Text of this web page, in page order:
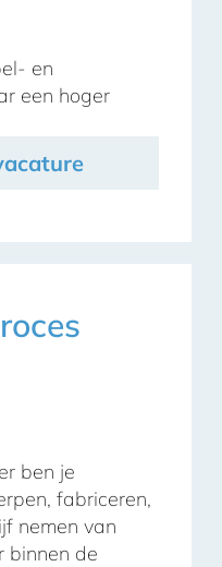
en
een hoger
ben je
fabriceren,
nemen van
binnen de